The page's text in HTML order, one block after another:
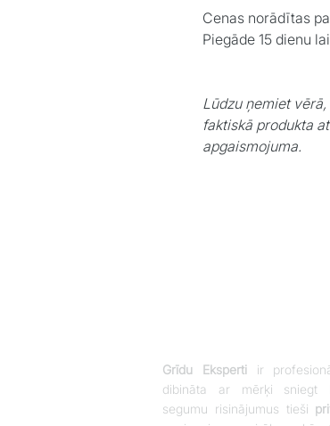
Cenas norādītas
Piegāde 15 dienu
Lūdzu ņemiet
faktiskā produkta
apgaismojuma.
Grīdu Ekspertiir
dibināta ar mērķi sniegt
segumu risinājumus tieši